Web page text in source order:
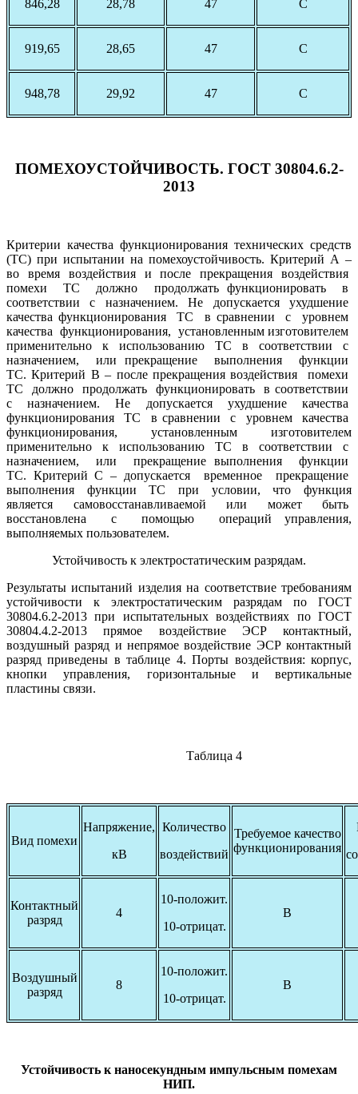
846,28 28,78 47 С
919,65 28,65 47 С
948,78 29,92 47 С
ПОМЕХОУСТОЙЧИВОСТЬ. ГОСТ 30804.6.2-
2013
Критерии качества функционирования технических средств
(ТС) при испытании на помехоустойчивость. Критерий А –
во время воздействия и после прекращения воздействия
помехи ТС должно продолжать функционировать в
соответствии с назначением. Не допускается ухудшение
качества функционирования ТС в сравнении с уровнем
качества функционирования, установленным изготовителем
применительно к использованию ТС в соответствии с
назначением, или прекращение выполнения функции
ТС. Критерий В – после прекращения воздействия помехи
ТС должно продолжать функционировать в соответствии
с назначением. Не допускается ухудшение качества
функционирования ТС в сравнении с уровнем качества
функционирования, установленным изготовителем
применительно к использованию ТС в соответствии с
назначением, или прекращение выполнения функции
ТС. Критерий С – допускается временное прекращение
выполнения функции ТС при условии, что функция
является самовосстанавливаемой или может быть
восстановлена с помощью операций управления,
выполняемых пользователем.
Устойчивость к электростатическим разрядам.
Результаты испытаний изделия на соответствие требованиям
устойчивости к электростатическим разрядам по ГОСТ
30804.6.2-2013 при испытательных воздействиях по ГОСТ
30804.4.2-2013 прямое воздействие ЭСР контактный,
воздушный разряд и непрямое воздействие ЭСР контактный
разряд приведены в таблице 4. Порты воздействия: корпус,
кнопки управления, горизонтальные и вертикальные
пластины связи.
Таблица 4
Вид помехи
Напряжение,
кВ
Количество
воздействий
Требуемое качество
функционирования
Контактный
разряд
4
10-положит.
10-отрицат.
В
Воздушный
разряд
8
10-положит.
10-отрицат.
В
Устойчивость к наносекундным импульсным помехам
НИП.